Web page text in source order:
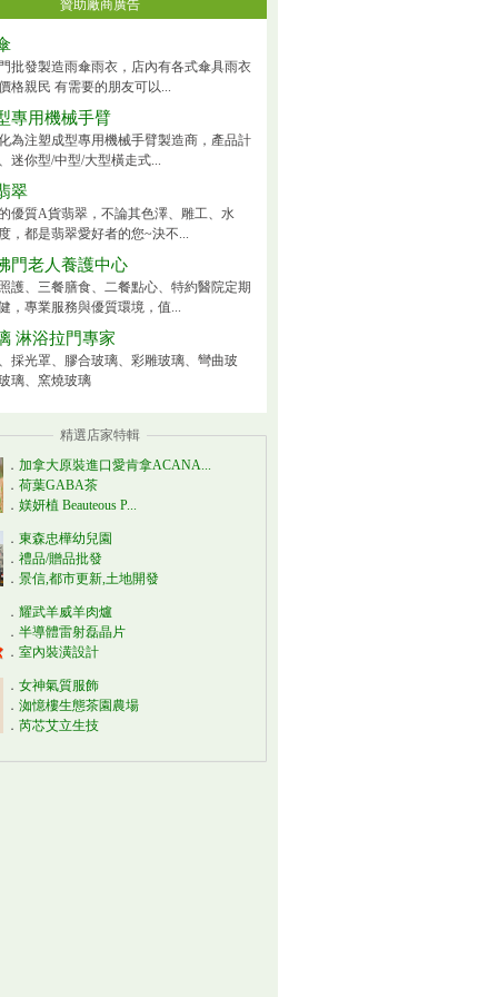
贊助廠商廣告
批發製造雨傘雨衣，店內有各式傘具雨衣
格親民 有需要的朋友可以...
專用機械手臂
為注塑成型專用機械手臂製造商，產品計
迷你型/中型/大型橫走式...
翠
優質A貨翡翠，不論其色澤、雕工、水
，都是翡翠愛好者的您~決不...
門老人養護中心
護、三餐膳食、二餐點心、特約醫院定期
，專業服務與優質環境，值...
淋浴拉門專家
採光罩、膠合玻璃、彩雕玻璃、彎曲玻
璃、窯燒玻璃
精選店家特輯
． 加拿大原裝進口愛肯拿ACANA...
． 荷葉GABA茶
． 媄妍植 Beauteous P...
． 東森忠樺幼兒園
． 禮品/贈品批發
． 景信,都市更新,土地開發
． 耀武羊威羊肉爐
． 半導體雷射磊晶片
． 室內裝潢設計
． 女神氣質服飾
． 洳憶樓生態茶園農場
． 芮芯艾立生技